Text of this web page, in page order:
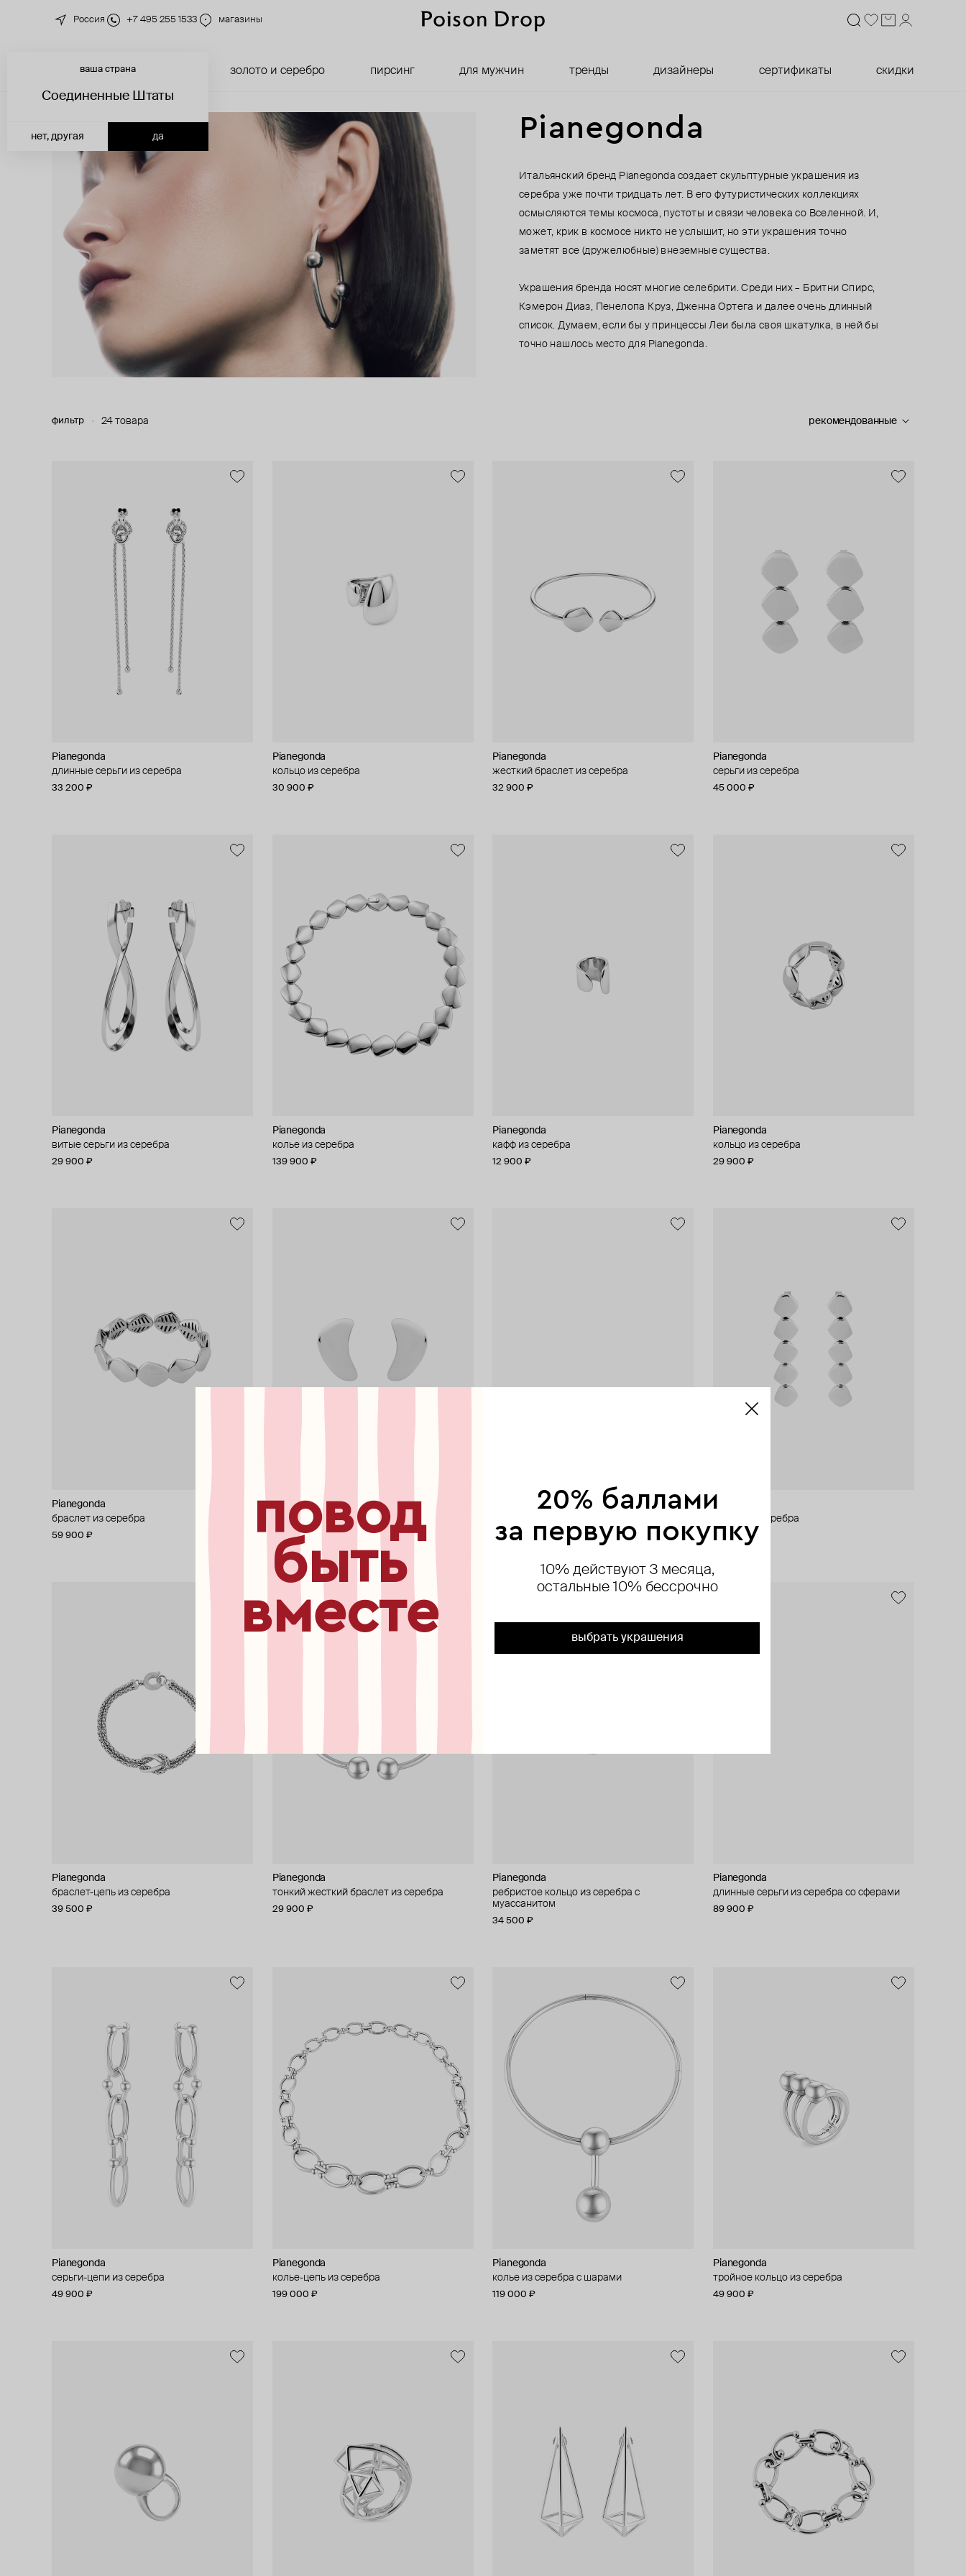
Россия +7 495 255 1533 магазины
новинки золото и серебро пирсинг для мужчин тренды дизайнеры сертификаты скидки
ваша страна
Соединенные Штаты
да
нет, другая Pianegonda
Итальянский бренд Pianegonda создает скульптурные украшения из
серебра уже почти тридцать лет. В его футуристических коллекциях
осмысляются темы космоса, пустоты и связи человека со Вселенной. И,
может, крик в космосе никто не услышит, но эти украшения точно
заметят все (дружелюбные) внеземные существа.
Украшения бренда носят многие селебрити. Среди них – Бритни Спирс,
Кэмерон Диаз, Пенелопа Круз, Дженна Ортега и далее очень длинный
список. Думаем, если бы у принцессы Леи была своя шкатулка, в ней бы
точно нашлось место для Pianegondа.
фильтр 24 товара рекомендованные
Pianegonda
длинные серьги из серебра
33 200 ₽
Pianegonda
кольцо из серебра
30 900 ₽
Pianegonda
жесткий браслет из серебра
32 900 ₽
Pianegonda
серьги из серебра
45 000 ₽
Pianegonda
витые серьги из серебра
29 900 ₽
Pianegonda
колье из серебра
139 900 ₽
Pianegonda
кафф из серебра
12 900 ₽
Pianegonda
кольцо из серебра
29 900 ₽
Pianegonda
браслет из серебра
59 900 ₽
Pianegonda
серьги из серебра
24 500 ₽
Pianegonda
49 900 ₽
Pianegonda
серьги из серебра
49 900 ₽
Pianegonda
браслет-цепь из серебра
39 500 ₽
Pianegonda
тонкий жесткий браслет из серебра
29 900 ₽
Pianegonda
ребристое кольцо из серебра с
муассанитом
34 500 ₽
Pianegonda
длинные серьги из серебра со сферами
89 900 ₽
Pianegonda
серьги-цепи из серебра
49 900 ₽
Pianegonda
колье-цепь из серебра
199 000 ₽
Pianegonda
колье из серебра с шарами
119 000 ₽
Pianegonda
тройное кольцо из серебра
49 900 ₽
повод
быть
вместе
20% баллами
за первую покупку
10% действуют 3 месяца,
остальные 10% бессрочно
выбрать украшения